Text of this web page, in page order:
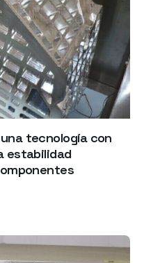
tecnología con
estabilidad